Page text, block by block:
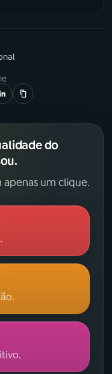
do
apenas um clique.